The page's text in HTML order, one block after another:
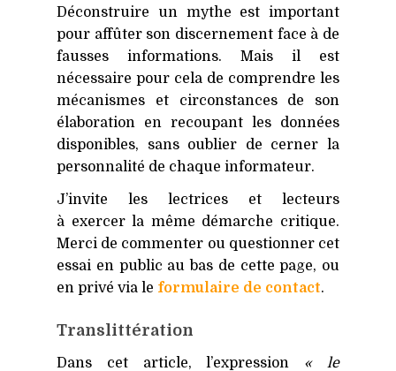
Déconstruire un mythe est important
pour affûter son discernement face à de
fausses informations. Mais il est
nécessaire pour cela de comprendre les
mécanismes et circonstances de son
élaboration en recoupant les données
disponibles, sans oublier de cerner la
personnalité de chaque informateur.
J’invite les lectrices et lecteurs
à exercer la même démarche critique.
Merci de commenter ou questionner cet
essai en public au bas de cette page, ou
en privé via le formulaire de contact.
Translittération
Dans cet article, l’expression « le